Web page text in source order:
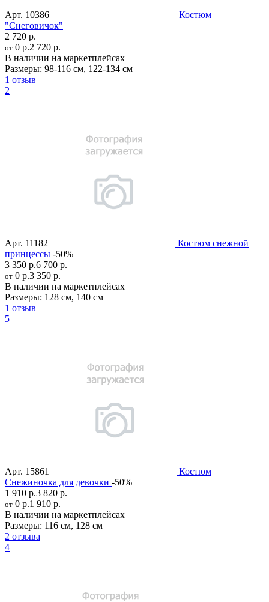
Арт. 10386
Костюм
"Снеговичок"
2 720 р.
от 0 р.2 720 р.
В наличии на маркетплейсах
Размеры: 98-116 см, 122-134 см
1 отзыв
2
Арт. 11182
Костюм снежной
принцессы -50%
3 350 р.6 700 р.
от 0 р.3 350 р.
В наличии на маркетплейсах
Размеры: 128 см, 140 см
1 отзыв
5
Арт. 15861
Костюм
Снежиночка для девочки -50%
1 910 р.3 820 р.
от 0 р.1 910 р.
В наличии на маркетплейсах
Размеры: 116 см, 128 см
2 отзыва
4